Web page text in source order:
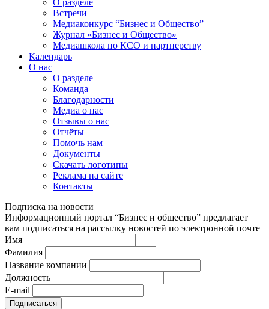
О разделе
Встречи
Медиаконкурс “Бизнес и Общество”
Журнал «Бизнес и Общество»
Медиашкола по КСО и партнерству
Календарь
О нас
О разделе
Команда
Благодарности
Медиа о нас
Отзывы о нас
Отчёты
Помочь нам
Документы
Скачать логотипы
Реклама на сайте
Контакты
Подписка на новости
Информационный портал “Бизнес и общество” предлагает
вам подписаться на рассылку новостей по электронной почте
Имя
Фамилия
Название компании
Должность
E-mail